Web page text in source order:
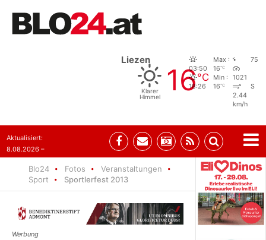
Liezen
Klarer
Himmel
16°C
03:50
18:26
Max :
16°C
Min :
16°C
75
1021
S
2.44
km/h
Aktualisiert:
8.08.2026 –
Blo24 Fotos
Veranstaltungen
Sport
Sportlerfest 2013